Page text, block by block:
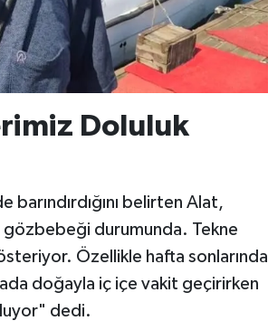
Doluluk
barındırdığını belirten Alat,
gözbebeği durumunda. Tekne
Özellikle hafta sonlarında
doğayla iç içe vakit geçirirken
dedi.